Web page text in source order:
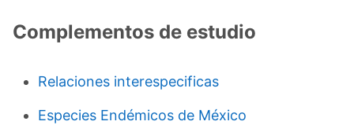
Complementos de estudio
Relaciones interespecificas
Especies Endémicos de México